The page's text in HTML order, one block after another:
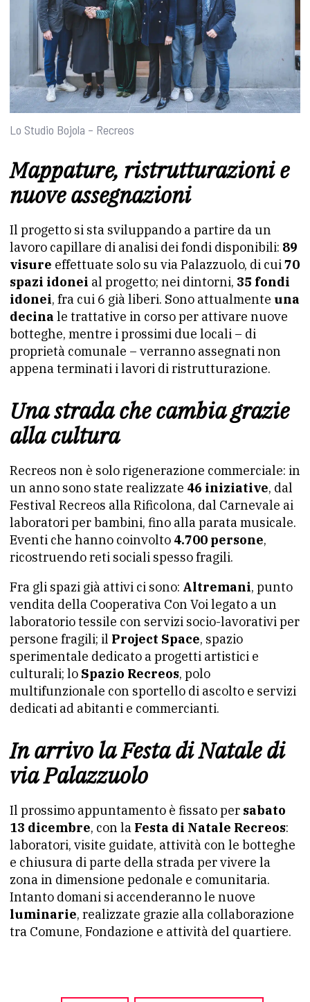
Lo Studio Bojola – Recreos
Mappature, ristrutturazioni e
nuove assegnazioni
Il progetto si sta sviluppando a partire da un
lavoro capillare di analisi dei fondi disponibili: 89
visure effettuate solo su via Palazzuolo, di cui70
spazi idonei al progetto; nei dintorni, 35 fondi
idonei, fra cui 6 già liberi. Sono attualmente una
decina le trattative in corso per attivare nuove
botteghe, mentre i prossimi due locali – di
proprietà comunale – verranno assegnati non
appena terminati i lavori di ristrutturazione.
Una strada che cambia grazie
alla cultura
Recreos non è solo rigenerazione commerciale: in
un anno sono state realizzate 46 iniziative, dal
Festival Recreos alla Rificolona, dal Carnevale ai
laboratori per bambini, fino alla parata musicale.
Eventi che hanno coinvolto 4.700 persone,
ricostruendo reti sociali spesso fragili.
Fra gli spazi già attivi ci sono: Altremani, punto
vendita della Cooperativa Con Voi legato a un
laboratorio tessile con servizi socio-lavorativi per
persone fragili; il Project Space, spazio
sperimentale dedicato a progetti artistici e
culturali; lo Spazio Recreos, polo
multifunzionale con sportello di ascolto e servizi
dedicati ad abitanti e commercianti.
In arrivo la Festa di Natale di
via Palazzuolo
Il prossimo appuntamento è fissato per sabato
13 dicembre, con la Festa di Natale Recreos:
laboratori, visite guidate, attività con le botteghe
e chiusura di parte della strada per vivere la
zona in dimensione pedonale e comunitaria.
Intanto domani si accenderanno le nuove
luminarie, realizzate grazie alla collaborazione
tra Comune, Fondazione e attività del quartiere.